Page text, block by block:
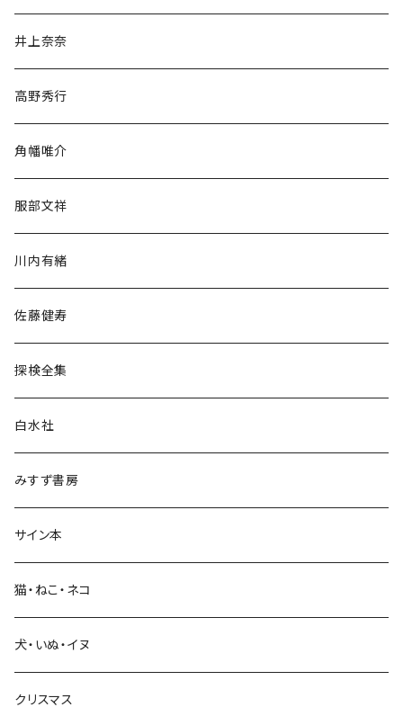
文学・小説・物語
随筆・ノンフィクション・その他
民族・風習
言語・ことば
生活・暮らし
芸術・絵画・写真
井上奈奈
高野秀行
角幡唯介
服部文祥
川内有緒
佐藤健寿
探検全集
白水社
みすず書房
サイン本
猫・ねこ・ネコ
犬・いぬ・イヌ
クリスマス